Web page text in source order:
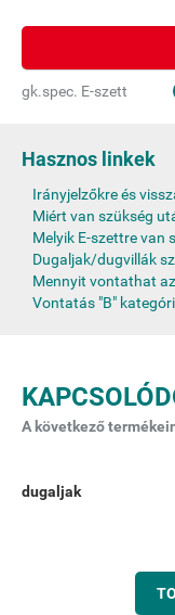
gk.spec. E-szett
Hasznos linkek
Irányjelzőkre és
Miért van szükség
Melyik E-szettre van
Dugaljak/dugvillák
Mennyit vontathat
Vontatás "B"
A következő
dugaljak